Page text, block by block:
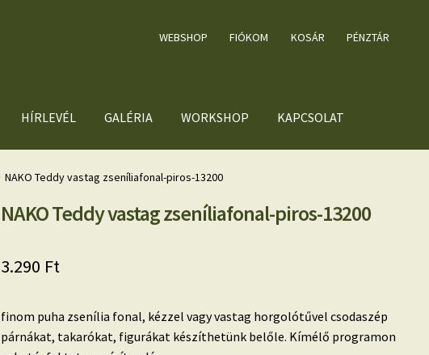
WEBSHOP FIÓKOM KOSÁR PÉNZTÁR
HÍRLEVÉL GALÉRIA WORKSHOP KAPCSOLAT
NAKO Teddy vastag zseníliafonal-piros-13200
NAKO Teddy vastag zseníliafonal-piros-13200
3.290 Ft
finom puha zsenília fonal, kézzel vagy vastag horgolótűvel csodaszép
párnákat, takarókat, figurákat készíthetünk belőle. Kímélő programon